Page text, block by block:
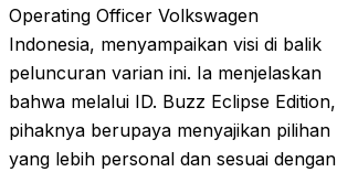
Operating Officer Volkswagen
Indonesia, menyampaikan visi di balik
peluncuran varian ini. Ia menjelaskan
bahwa melalui ID. Buzz Eclipse Edition,
pihaknya berupaya menyajikan pilihan
yang lebih personal dan sesuai dengan